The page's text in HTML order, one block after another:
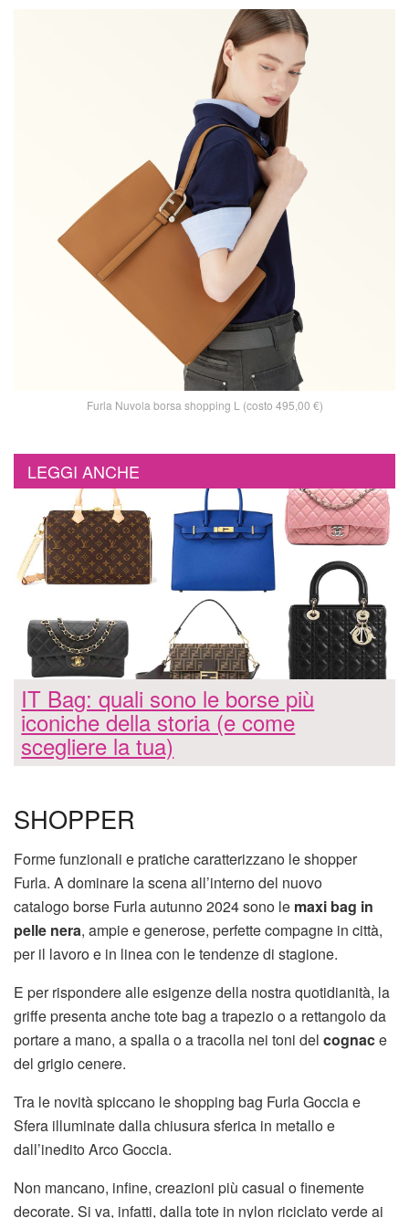
Furla Nuvola borsa shopping L (costo 495,00 €)
LEGGI ANCHE
IT Bag: quali sono le borse più
iconiche della storia (e come
scegliere la tua)
SHOPPER
Forme funzionali e pratiche caratterizzano le shopper
Furla. A dominare la scena all’interno del nuovo
catalogo borse Furla autunno 2024 sono le maxi bag in
pelle nera, ampie e generose, perfette compagne in città,
per il lavoro e in linea con le tendenze di stagione.
E per rispondere alle esigenze della nostra quotidianità, la
griffe presenta anche tote bag a trapezio o a rettangolo da
portare a mano, a spalla o a tracolla nei toni del cognace
del grigio cenere.
Tra le novità spiccano le shopping bag Furla Goccia e
Sfera illuminate dalla chiusura sferica in metallo e
dall’inedito Arco Goccia.
Non mancano, infine, creazioni più casual o finemente
decorate. Si va, infatti, dalla tote in nylon riciclato verde ai